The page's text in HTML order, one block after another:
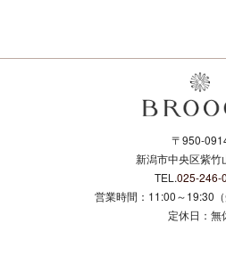
〒950-
新潟市中央区紫竹
TEL.025-246-
営業時間：11:00～19:30（
定休日：無